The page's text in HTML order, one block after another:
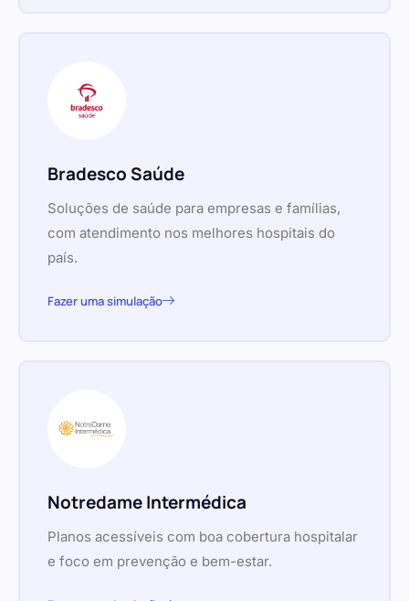
Bradesco Saúde
Soluções de saúde para empresas e famílias,
com atendimento nos melhores hospitais do
país.
Fazer uma simulação
Notredame Intermédica
Planos acessíveis com boa cobertura hospitalar
e foco em prevenção e bem-estar.